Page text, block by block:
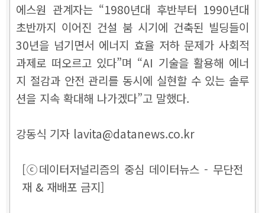
에스원 관계자는 “1980년대 후반부터 1990년대
초반까지 이어진 건설 붐 시기에 건축된 빌딩들이
30년을 넘기면서 에너지 효율 저하 문제가 사회적
과제로 떠오르고 있다”며 “AI 기술을 활용해 에너
지 절감과 안전 관리를 동시에 실현할 수 있는 솔루
션을 지속 확대해 나가겠다”고 말했다.
강동식 기자 lavita@datanews.co.kr
[ⓒ데이터저널리즘의 중심 데이터뉴스 - 무단전
재 & 재배포 금지]